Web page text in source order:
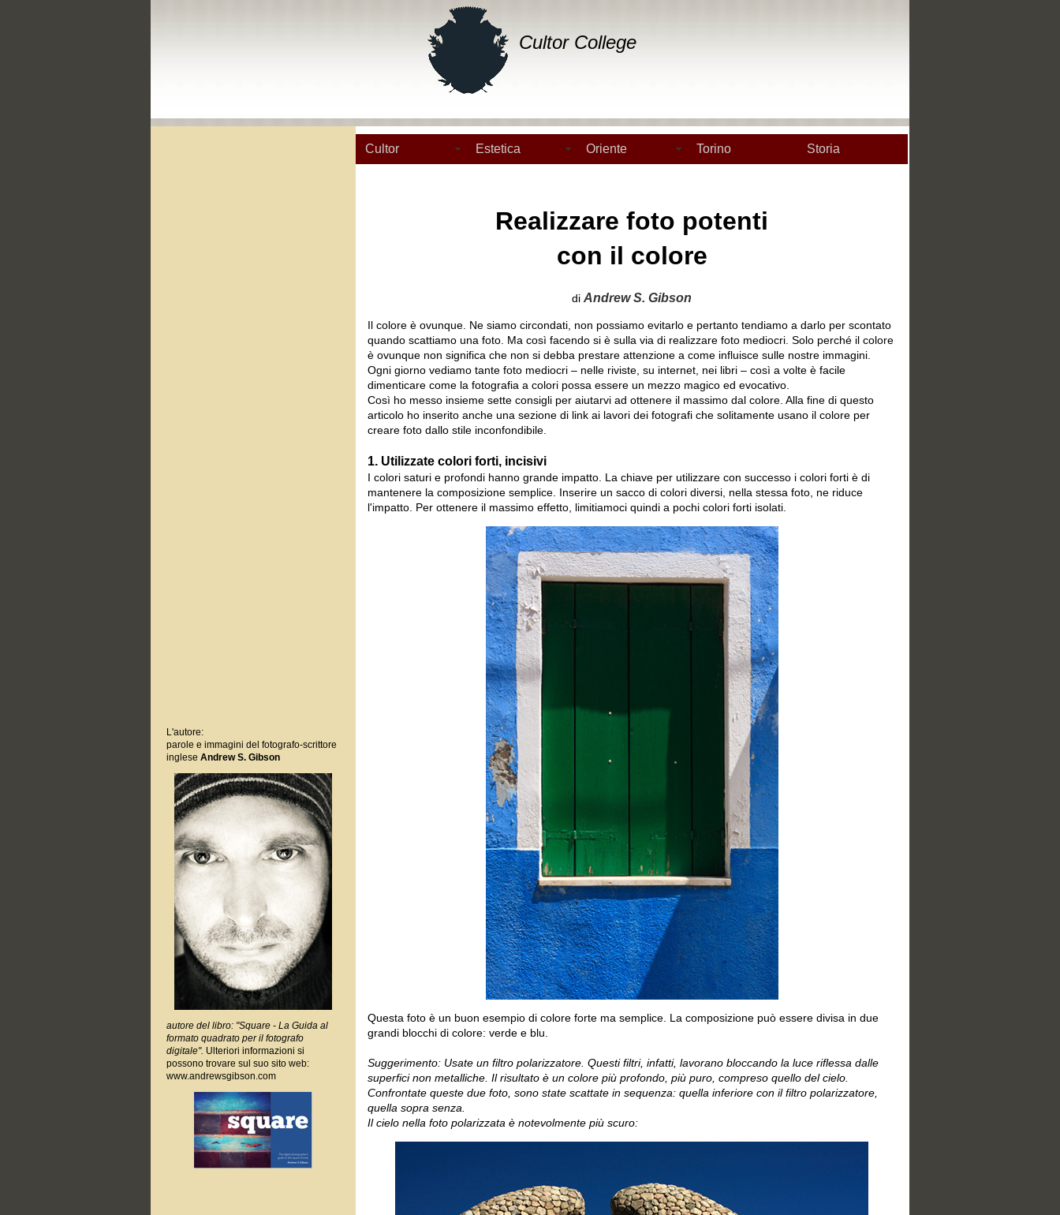
Cultor College
L'autore:
parole e immagini del fotografo-scrittore
inglese Andrew S. Gibson
autore del libro: "Square - La Guida al
formato quadrato per il fotografo
digitale". Ulteriori informazioni si
possono trovare sul suo sito web:
www.andrewsgibson.com
Cultor Estetica Oriente Torino Storia
Realizzare foto potenti
con il colore
di Andrew S. Gibson
Il colore è ovunque. Ne siamo circondati, non possiamo evitarlo e pertanto tendiamo a darlo per scontato
quando scattiamo una foto. Ma così facendo si è sulla via di realizzare foto mediocri. Solo perché il colore
è ovunque non significa che non si debba prestare attenzione a come influisce sulle nostre immagini.
Ogni giorno vediamo tante foto mediocri – nelle riviste, su internet, nei libri – così a volte è facile
dimenticare come la fotografia a colori possa essere un mezzo magico ed evocativo.
Così ho messo insieme sette consigli per aiutarvi ad ottenere il massimo dal colore. Alla fine di questo
articolo ho inserito anche una sezione di link ai lavori dei fotografi che solitamente usano il colore per
creare foto dallo stile inconfondibile.
1. Utilizzate colori forti, incisivi
I colori saturi e profondi hanno grande impatto. La chiave per utilizzare con successo i colori forti è di
mantenere la composizione semplice. Inserire un sacco di colori diversi, nella stessa foto, ne riduce
l'impatto. Per ottenere il massimo effetto, limitiamoci quindi a pochi colori forti isolati.
Questa foto è un buon esempio di colore forte ma semplice. La composizione può essere divisa in due
grandi blocchi di colore: verde e blu.
Suggerimento: Usate un filtro polarizzatore. Questi filtri, infatti, lavorano bloccando la luce riflessa dalle
superfici non metalliche. Il risultato è un colore più profondo, più puro, compreso quello del cielo.
Confrontate queste due foto, sono state scattate in sequenza: quella inferiore con il filtro polarizzatore,
quella sopra senza.
Il cielo nella foto polarizzata è notevolmente più scuro: